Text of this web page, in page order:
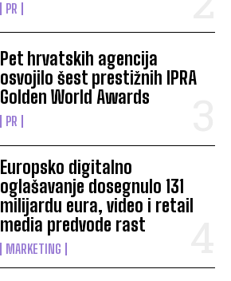
PR
Pet hrvatskih agencija
osvojilo šest prestižnih IPRA
Golden World Awards
PR
Europsko digitalno
oglašavanje dosegnulo 131
milijardu eura, video i retail
media predvode rast
MARKETING